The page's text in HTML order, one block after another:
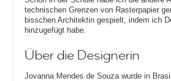
technischen Grenzen von Rasterpapier
bisschen Architektin gespielt, indem ich
hinzugefügt habe.
Über die Designerin
Jovanna Mendes de Souza wurde in